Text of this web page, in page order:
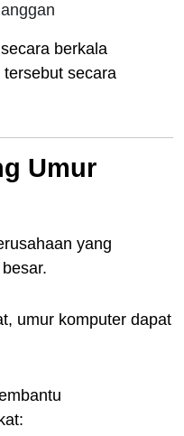
berkala
secara
Umur
yang
umur komputer dapat